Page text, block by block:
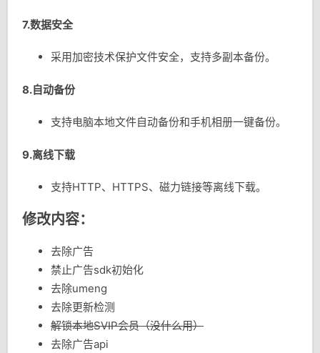
7.数据安全
采用加密技术保护文件安全，支持多副本备份。
8.自动备份
支持电脑本地文件自动备份和手机相册一键备份。
9.离线下载
支持HTTP、HTTPS、磁力链接等离线下载。
修改内容：
去除广告
禁止广告sdk初始化
去除umeng
去除更新检测
解锁本地SVIP会员（没什么用）
去除广告api